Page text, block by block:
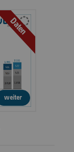
Daten
weiter